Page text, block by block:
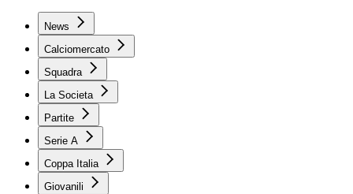
News
Calciomercato
Squadra
La Societa
Partite
Serie A
Coppa Italia
Giovanili